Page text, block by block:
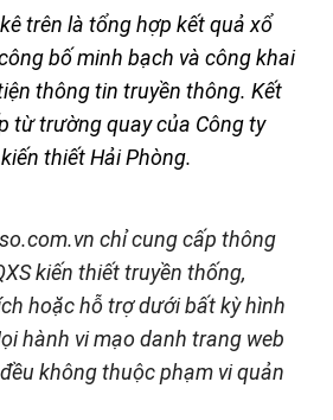
trên là tổng hợp kết quả xổ
bố minh bạch và công khai
thông tin truyền thông. Kết
từ trường quay của Công ty
thiết Hải Phòng.
chỉ cung cấp thông
kiến thiết truyền thống,
hoặc hỗ trợ dưới bất kỳ hình
hành vi mạo danh trang web
không thuộc phạm vi quản